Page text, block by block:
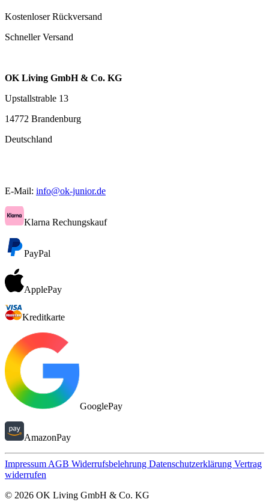
Kostenloser Rückversand
Schneller Versand
OK Living GmbH & Co. KG
Upstallstrable 13
14772 Brandenburg
Deutschland
E-Mail: info@ok-junior.de
Klarna Rechungskauf
PayPal
ApplePay
Kreditkarte
GooglePay
AmazonPay
ImpressumAGB Widerrufsbelehrung Datenschutzerklärung Vertrag
widerrufen
© 2026 OK Living GmbH & Co. KG